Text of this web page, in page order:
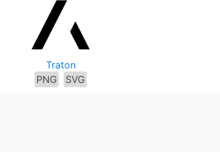
Traton
PNG
SVG